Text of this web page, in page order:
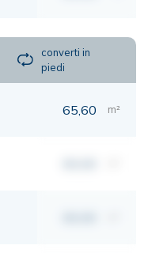
converti in
piedi
65,60 m²